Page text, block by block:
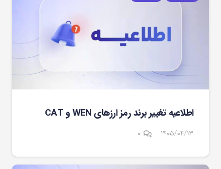
اطلاعیه تغییر برند رمز ارزهای WEN و CAT
۱۴۰۵/۰۴/۱۳ ۰